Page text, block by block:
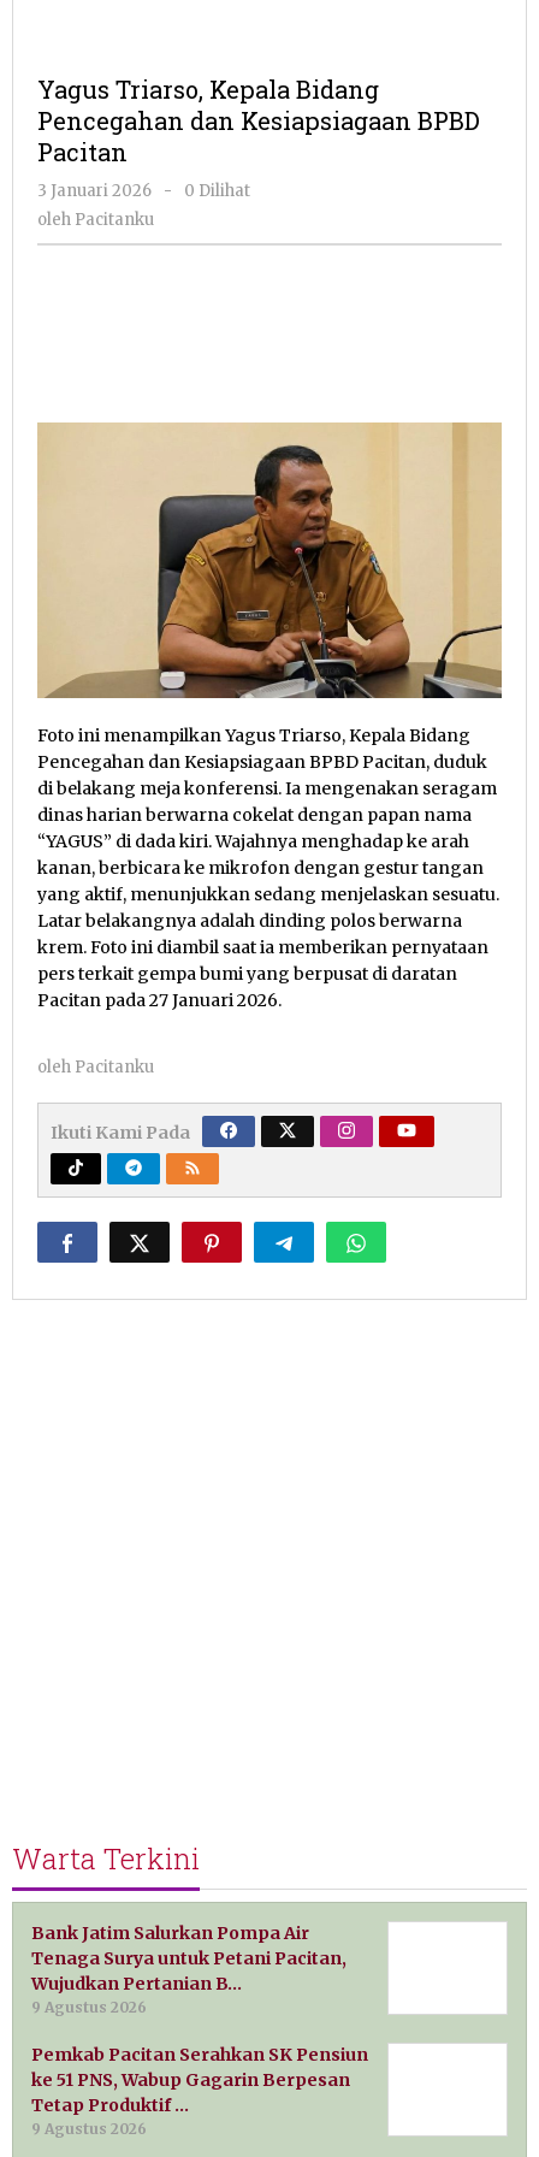
Yagus Triarso, Kepala Bidang
Pencegahan dan Kesiapsiagaan BPBD
Pacitan
3 Januari 2026
oleh
-
0 Dilihat
oleh Pacitanku
Foto ini menampilkan Yagus Triarso, Kepala Bidang
Pencegahan dan Kesiapsiagaan BPBD Pacitan, duduk
di belakang meja konferensi. Ia mengenakan seragam
dinas harian berwarna cokelat dengan papan nama
“YAGUS” di dada kiri. Wajahnya menghadap ke arah
kanan, berbicara ke mikrofon dengan gestur tangan
yang aktif, menunjukkan sedang menjelaskan sesuatu.
Latar belakangnya adalah dinding polos berwarna
krem. Foto ini diambil saat ia memberikan pernyataan
pers terkait gempa bumi yang berpusat di daratan
Pacitan pada 27 Januari 2026.
oleh Pacitanku
Ikuti Kami Pada
Warta Terkini
Bank Jatim Salurkan Pompa Air
Tenaga Surya untuk Petani Pacitan,
Wujudkan Pertanian B…
9 Agustus 2026
Pemkab Pacitan Serahkan SK Pensiun
ke 51 PNS, Wabup Gagarin Berpesan
Tetap Produktif …
9 Agustus 2026